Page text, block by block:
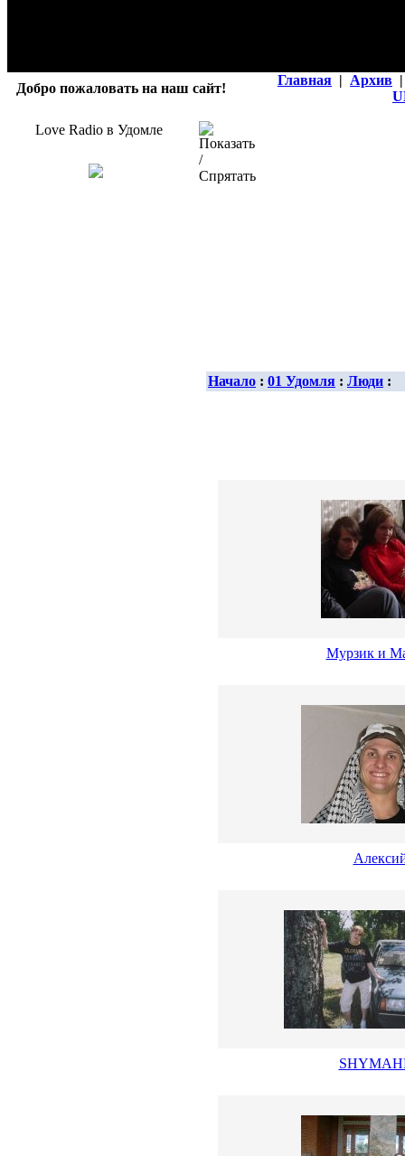
Добро пожаловать на наш сайт!
Главная | Архив |
Love Radio в Удомле
Начало : 01 Удомля : Люди :
Мурзик и